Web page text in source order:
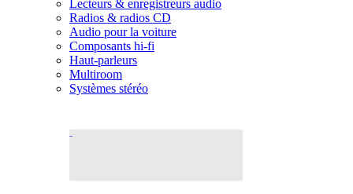
Lecteurs & enregistreurs audio
Radios & radios CD
Audio pour la voiture
Composants hi-fi
Haut-parleurs
Multiroom
Systèmes stéréo